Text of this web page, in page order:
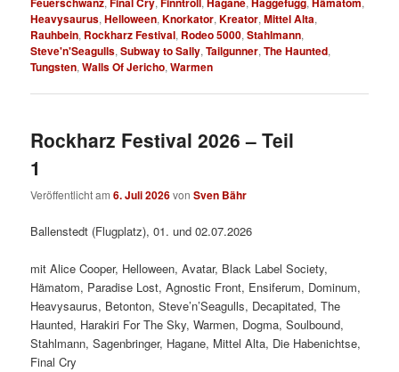
Heavysaurus,Helloween,Knorkator,Kreator,Mittel Alta,
Rauhbein, Rockharz Festival, Rodeo 5000,Stahlmann,
Steve'n'Seagulls,Subway to Sally,Tailgunner,The Haunted,
Tungsten,Walls Of Jericho,Warmen
Rockharz Festival 2026 – Teil
1
Veröffentlicht am6. Juli 2026vonSven Bähr
Ballenstedt (Flugplatz), 01. und 02.07.2026
mit Alice Cooper, Helloween, Avatar, Black Label Society,
Hämatom, Paradise Lost, Agnostic Front, Ensiferum, Dominum,
Heavysaurus, Betonton, Steve’n’Seagulls, Decapitated, The
Haunted, Harakiri For The Sky, Warmen, Dogma, Soulbound,
Stahlmann, Sagenbringer, Hagane, Mittel Alta, Die Habenichtse,
Final Cry